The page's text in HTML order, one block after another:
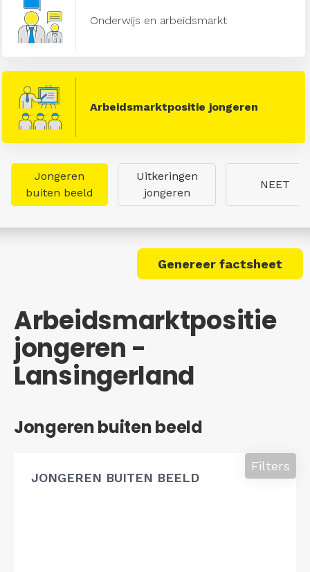
Onderwijs en arbeidsmarkt
Arbeidsmarktpositie jongeren
Jongeren
buiten beeld
Uitkeringen
jongeren
NEET
Genereer factsheet
Arbeidsmarktpositie
jongeren -
Lansingerland
Jongeren buiten beeld
JONGEREN BUITEN BEELD
Filters